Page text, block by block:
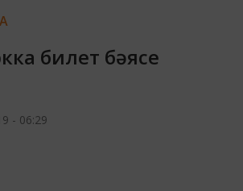
билет бәясе
- 06:29